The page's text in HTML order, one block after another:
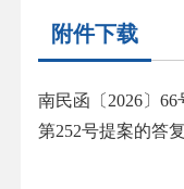
附件下载
南民函〔2026〕
第252号提案的答